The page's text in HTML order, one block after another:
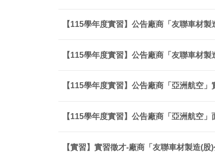
【115學年度實習】公告廠商「友聯車材
【115學年度實習】公告廠商「友聯車材
【115學年度實習】公告廠商「亞洲航空」
【115學年度實習】公告廠商「亞洲航空」
【實習】實習徵才-廠商「友聯車材製造(